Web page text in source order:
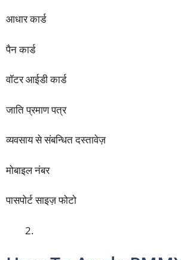
आधार कार्ड
पैन कार्ड
वॉटर आईडी कार्ड
जाति प्रमाण पत्र
व्यवसाय से संबन्धित दस्तावेज़
मोबाइल नंबर
पासपोर्ट साइज़ फोटो